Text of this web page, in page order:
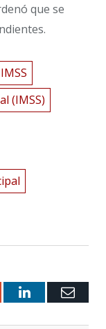
que se
IMSS
(IMSS)
LinkedIn